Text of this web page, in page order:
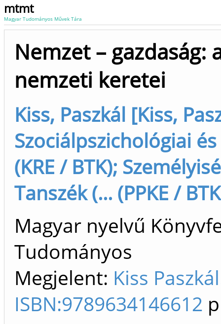
mtmt
Magyar Tudományos Művek Tára
Nemzet – gazdaság:
nemzeti keretei
Kiss, Paszkál [Kiss,
Szociálpszichológiai
(KRE / BTK);
Tanszék (... (PPKE /
Magyar nyelvű
Tudományos
Megjelent: Kiss
ISBN:9789634146612